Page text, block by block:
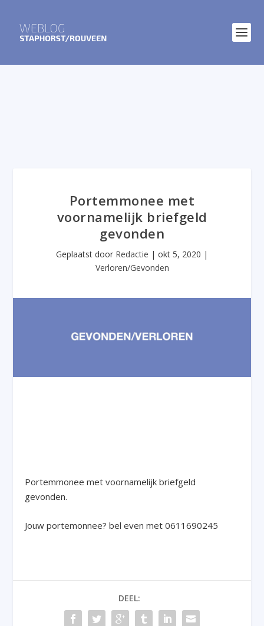
Portemmonee met
voornamelijk briefgeld
gevonden
Geplaatst door Redactie | okt 5, 2020 |
Verloren/Gevonden
Portemmonee met voornamelijk briefgeld
gevonden.
Jouw portemonnee? bel even met 0611690245
DEEL: